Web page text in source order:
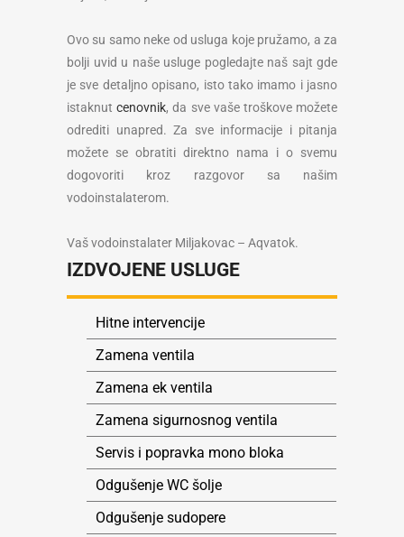
Ovo su samo neke od usluga koje pružamo, a za
bolji uvid u naše usluge pogledajte naš sajt gde
je sve detaljno opisano, isto tako imamo i jasno
istaknutcenovnik, da sve vaše troškove možete
odrediti unapred. Za sve informacije i pitanja
možete se obratiti direktno nama i o svemu
dogovoriti kroz razgovor sa našim
vodoinstalaterom.
Vaš vodoinstalater Miljakovac – Aqvatok.
IZDVOJENE USLUGE
Hitne intervencije
Zamena ventila
Zamena ek ventila
Zamena sigurnosnog ventila
Servis i popravka mono bloka
Odgušenje WC šolje
Odgušenje sudopere